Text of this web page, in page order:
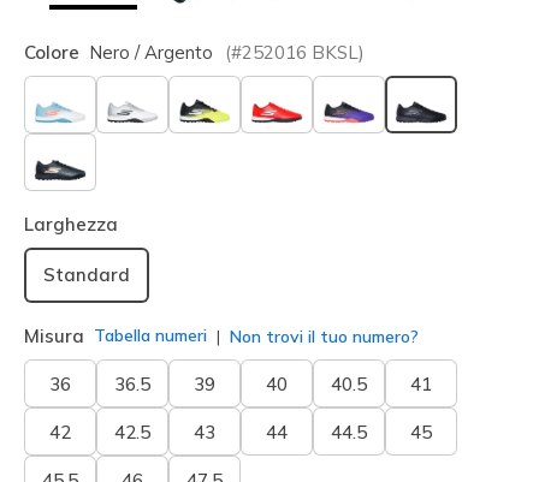
Colore Nero / Argento (#252016 BKSL )
selezionato
Larghezza
Standard
Misura Tabella numeri Non trovi il tuo numero?
36 36.5 39 40 40.5 41
42 42.5 43 44 44.5 45